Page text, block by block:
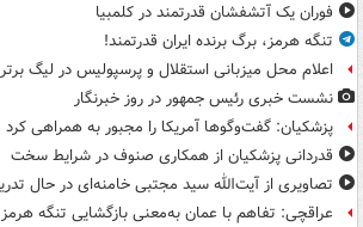
فوران یک آتشفشان قدرتمند در کلمبیا
تنگه هرمز، برگ برنده ایران قدرتمند!
اعلام محل میزبانی استقلال و پرسپولیس در لیگ برتر
نشست خبری رئیس جمهور در روز خبرنگار
پزشکیان: گفت‌وگوها آمریکا را مجبور به همراهی کرد
قدردانی پزشکیان از همکاری صنوف در شرایط سخت
تصاویری از آیت‌الله سید مجتبی خامنه‌ای در حال
عراقچی: تفاهم با عمان به‌معنی بازگشایی تنگه